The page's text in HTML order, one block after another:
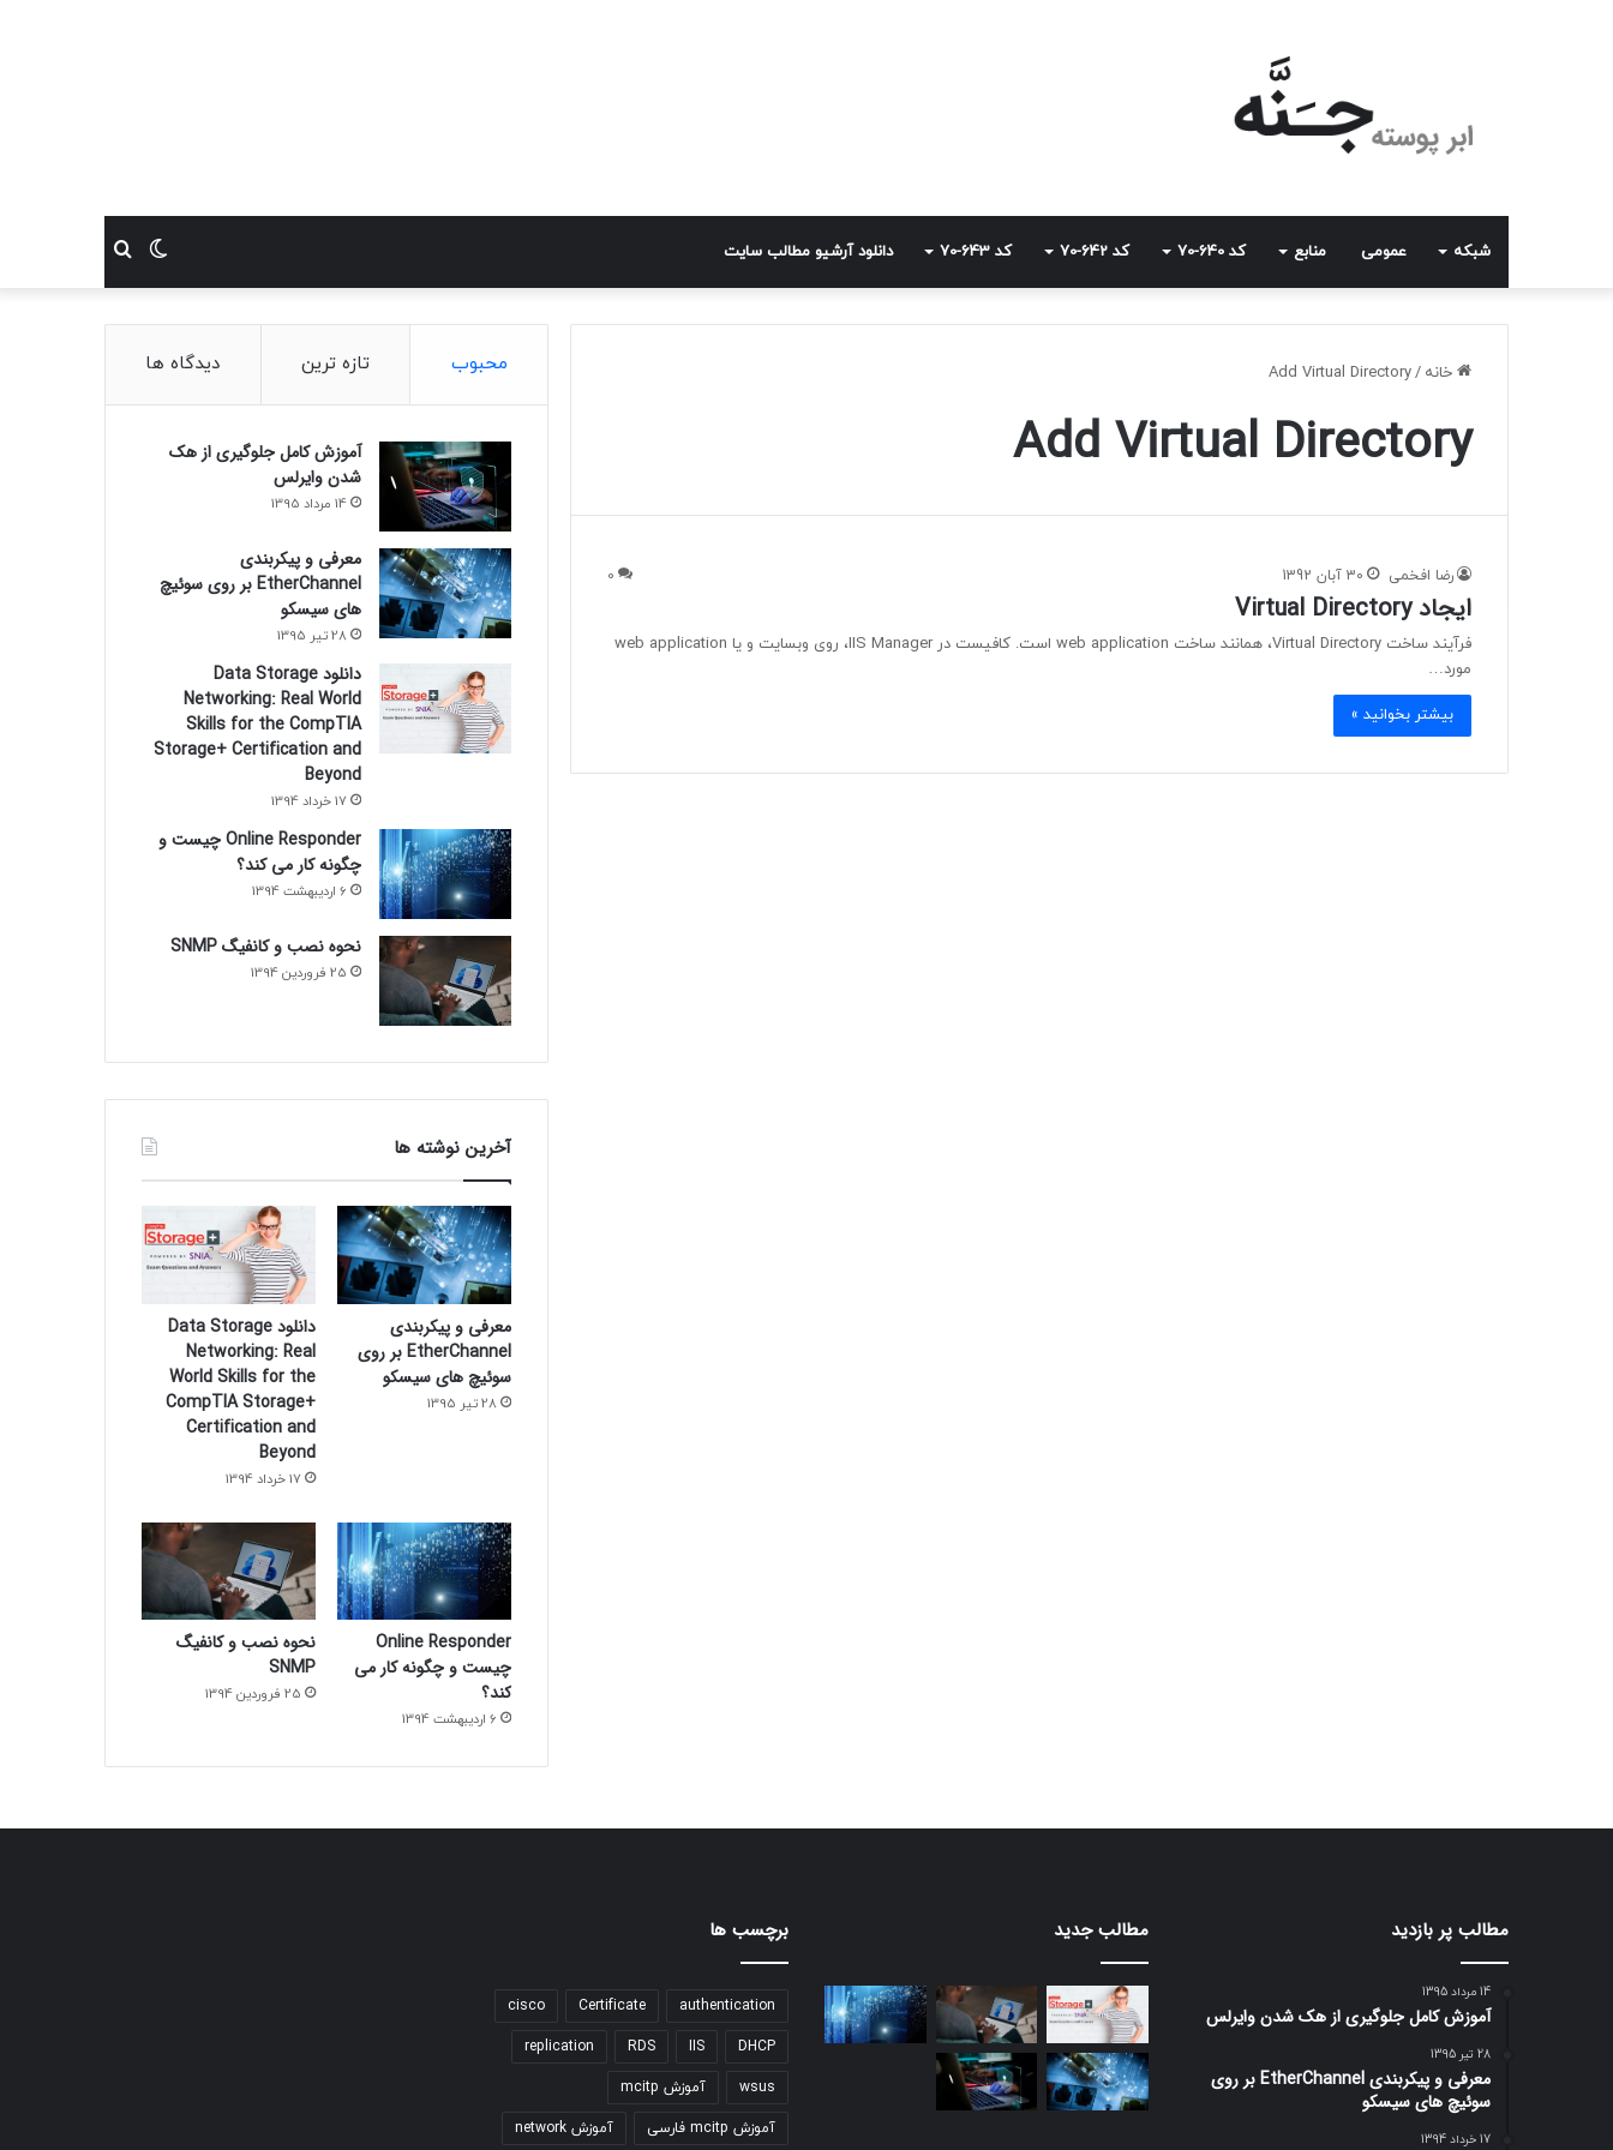
شبکه عمومی منابع کد 640-70 کد 642-70 کد 643-70 دانلود آرشیو مطالب سایت جستجو
برای
تغییر
پوسته
خانه /
Add Virtual Directory
Add Virtual Directory
رضا افخمی 30 آبان 1392 0
ایجاد Virtual Directory
فرآیند ساخت Virtual Directory، همانند ساخت web application است. کافیست در IIS Manager، روی وبسایت و یا web application
مورد…
بیشتر بخوانید »
محبوب تازه ترین دیدگاه ها
آموزش کامل جلوگیری از هک
شدن وایرلس
14 مرداد 1395
معرفی و پیکربندی
EtherChannel بر روی سوئیچ
های سیسکو
28 تیر 1395
دانلود Data Storage
Networking: Real World
Skills for the CompTIA
Storage+ Certification and
Beyond
17 خرداد 1394
Online Responder چیست و
چگونه کار می کند؟
6 اردیبهشت 1394
نحوه نصب و کانفیگ SNMP
25 فروردین 1394
آخرین نوشته ها
معرفی و پیکربندی
EtherChannel بر روی
سوئیچ های سیسکو
28 تیر 1395
دانلود Data Storage
Networking: Real
World Skills for the
CompTIA Storage+
Certification and
Beyond
17 خرداد 1394
Online Responder
چیست و چگونه کار می
کند؟
6 اردیبهشت 1394
نحوه نصب و کانفیگ
SNMP
25 فروردین 1394
مطالب پر بازدید
14 مرداد 1395
آموزش کامل جلوگیری از هک شدن وایرلس
28 تیر 1395
معرفی و پیکربندی EtherChannel بر روی
سوئیچ های سیسکو
17 خرداد 1394
مطالب جدید برچسب ها
authentication
Certificate
cisco
DHCP
IIS
RDS
replication
wsus آموزش mcitp
آموزش mcitp فارسی آموزش network